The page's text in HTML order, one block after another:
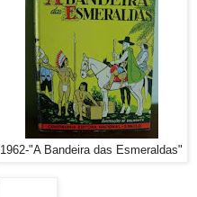
1962-"A Bandeira das Esmeraldas"